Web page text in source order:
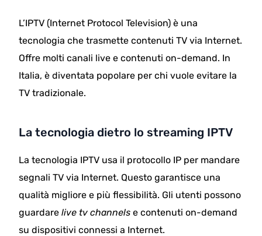
L’IPTV (Internet Protocol Television) è una
tecnologia che trasmette contenuti TV via Internet.
Offre molti canali live e contenuti on-demand. In
Italia, è diventata popolare per chi vuole evitare la
TV tradizionale.
La tecnologia dietro lo streaming IPTV
La tecnologia IPTV usa il protocollo IP per mandare
segnali TV via Internet. Questo garantisce una
qualità migliore e più flessibilità. Gli utenti possono
guardarelive tv channels e contenuti on-demand
su dispositivi connessi a Internet.